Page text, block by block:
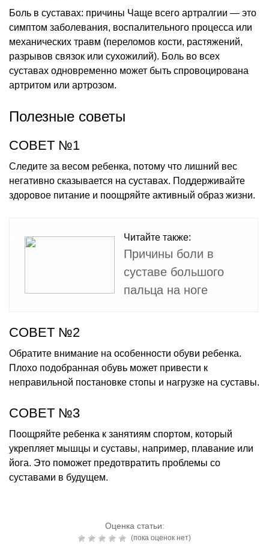
Боль в суставах: причины Чаще всего артралгии — это
симптом заболевания, воспалительного процесса или
механических травм (переломов кости, растяжений,
разрывов связок или сухожилий). Боль во всех
суставах одновременно может быть спровоцирована
артритом или артрозом.
Полезные советы
СОВЕТ №1
Следите за весом ребенка, потому что лишний вес
негативно сказывается на суставах. Поддерживайте
здоровое питание и поощряйте активный образ жизни.
Читайте также:
Причины боли в
суставе большого
пальца на ноге
СОВЕТ №2
Обратите внимание на особенности обуви ребенка.
Плохо подобранная обувь может привести к
неправильной постановке стопы и нагрузке на суставы.
СОВЕТ №3
Поощряйте ребенка к занятиям спортом, который
укрепляет мышцы и суставы, например, плавание или
йога. Это поможет предотвратить проблемы со
суставами в будущем.
Оценка статьи:
(пока оценок нет)